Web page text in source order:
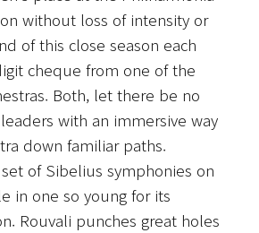
without loss of intensity or
of this close season each
cheque from one of the
Both, let there be no
with an immersive way
down familiar paths.
of Sibelius symphonies on
in one so young for its
Rouvali punches great holes